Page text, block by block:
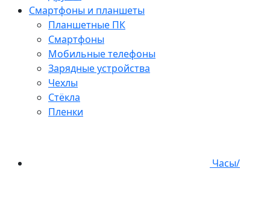
Смартфоны и планшеты
Планшетные ПК
Смартфоны
Мобильные телефоны
Зарядные устройства
Чехлы
Стёкла
Пленки
Часы/